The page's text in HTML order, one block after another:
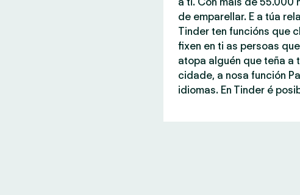
de emparellar. E a túa
Tinder ten funcións que
fixen en ti as persoas
atopa alguén que teña a
cidade, a nosa función
idiomas. En Tinder é